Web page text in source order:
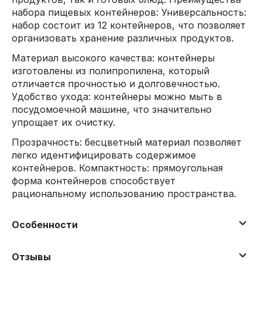
набора пищевых контейнеров: Универсальность:
набор состоит из 12 контейнеров, что позволяет
организовать хранение различных продуктов.
Материал высокого качества: контейнеры
изготовлены из полипропилена, который
отличается прочностью и долговечностью.
Удобство ухода: контейнеры можно мыть в
посудомоечной машине, что значительно
упрощает их очистку.
Прозрачность: бесцветный материал позволяет
легко идентифицировать содержимое
контейнеров. Компактность: прямоугольная
форма контейнеров способствует
рациональному использованию пространства.
Особенности
Отзывы